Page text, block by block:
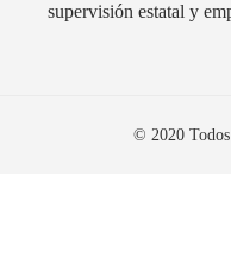
supervisión estatal y
© 2020 Todos